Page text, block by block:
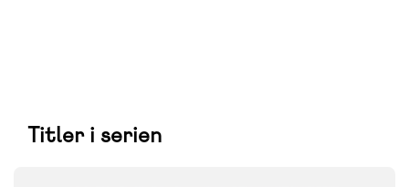
Titler i serien